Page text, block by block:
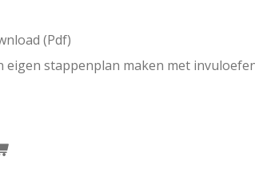
(Pdf)
eigen stappenplan maken met